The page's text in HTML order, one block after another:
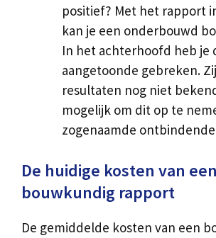
positief? Met het rapport
kan je een onderbouwd
In het achterhoofd heb je
aangetoonde gebreken.
resultaten nog niet
mogelijk om dit op te
zogenaamde
De huidige kosten van een
bouwkundig rapport
De gemiddelde kosten van een